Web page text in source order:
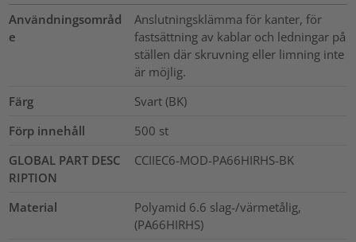
Användningsområd
e
Anslutningsklämma för kanter, för
fastsättning av kablar och ledningar på
ställen där skruvning eller limning inte
är möjlig.
Färg
Svart (BK)
Förp innehåll
500 st
GLOBAL PART DESC
RIPTION
CCIIEC6-MOD-PA66HIRHS-BK
Material
Polyamid 6.6 slag-/värmetålig,
(PA66HIRHS)